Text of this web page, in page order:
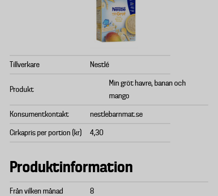
Tillverkare Nestlé
Produkt
Min gröt havre, banan och
mango
Konsumentkontakt nestlebarnmat.se
Cirkapris per portion (kr) 4,30
Produktinformation
Från vilken månad 8